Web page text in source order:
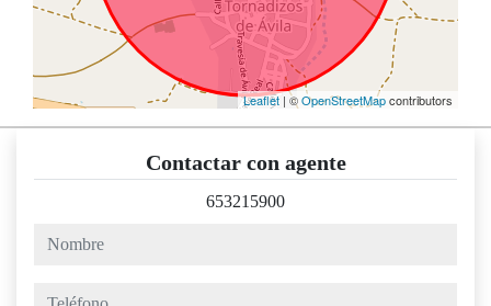
Leaflet | ©OpenStreetMapcontributors
Contactar con agente
653215900
nombre
teléfono